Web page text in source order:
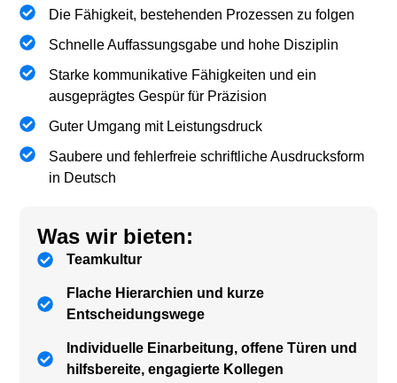
Die Fähigkeit, bestehenden Prozessen zu folgen
Schnelle Auffassungsgabe und hohe Disziplin
Starke kommunikative Fähigkeiten und ein
ausgeprägtes Gespür für Präzision
Guter Umgang mit Leistungsdruck
Saubere und fehlerfreie schriftliche Ausdrucksform
in Deutsch
Was wir bieten:
Teamkultur
Flache Hierarchien und kurze
Entscheidungswege
Individuelle Einarbeitung, offene Türen und
hilfsbereite, engagierte Kollegen